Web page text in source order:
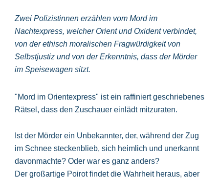
Zwei Polizistinnen erzählen vom Mord im
Nachtexpress, welcher Orient und Oxident verbindet,
von der ethisch moralischen Fragwürdigkeit von
Selbstjustiz und von der Erkenntnis, dass der Mörder
im Speisewagen sitzt.
"Mord im Orientexpress" ist ein raffiniert geschriebenes
Rätsel, dass den Zuschauer einlädt mitzuraten.
Ist der Mörder ein Unbekannter, der, während der Zug
im Schnee steckenblieb, sich heimlich und unerkannt
davonmachte? Oder war es ganz anders?
Der großartige Poirot findet die Wahrheit heraus, aber